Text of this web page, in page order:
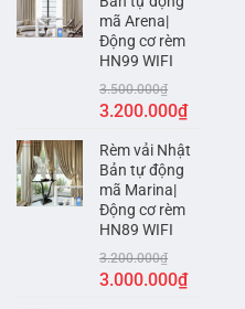
mã Arena|
Động cơ rèm
HN99 WIFI
3.500.000₫
Giá
là:
3.500.000₫.
3.200.000₫Giá
tại
Rèm vải Nhật
Bản tự động
mã Marina|
Động cơ rèm
HN89 WIFI
3.200.000₫
Giá
3.000.000₫Giá